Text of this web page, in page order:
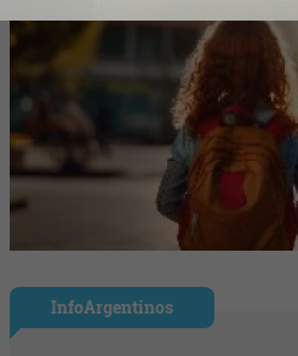
InfoArgentinos